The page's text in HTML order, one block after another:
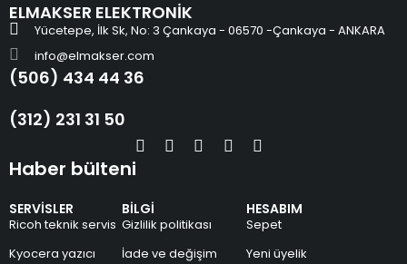
ELMAKSER ELEKTRONİK
Yücetepe, İlk Sk, No: 3 Çankaya - 06570 -Çankaya - ANKARA
info@elmakser.com
(506) 434 44 36
(312) 231 31 50
SERVİSLER
Ricoh teknik servis
Kyocera yazıcı
BİLGİ
Gizlilik politikası
İade ve değişim
HESABIM
Sepet
Yeni üyelik
Haber bülteni